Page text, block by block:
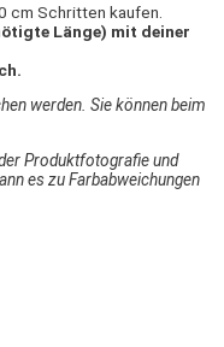
cm Schritten kaufen.
Länge) mit deiner
werden. Sie können beim
Produktfotografie und
es zu Farbabweichungen